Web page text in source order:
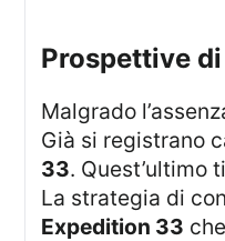
prospettive
Malgrado
Già si registrano
33. Quest’ultimo
La strategia di
Expedition 33